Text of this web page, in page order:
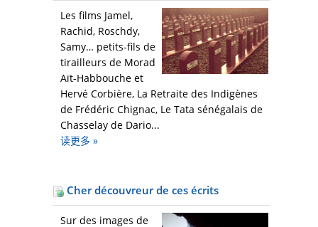
Les films Jamel,
Rachid, Roschdy,
Samy… petits-fils de
tirailleurs de Morad
Aït-Habbouche et
Hervé Corbière, La Retraite des Indigènes
de Frédéric Chignac, Le Tata sénégalais de
Chasselay de Dario...
读更多 »
Cher découvreur de ces écrits
Sur des images de